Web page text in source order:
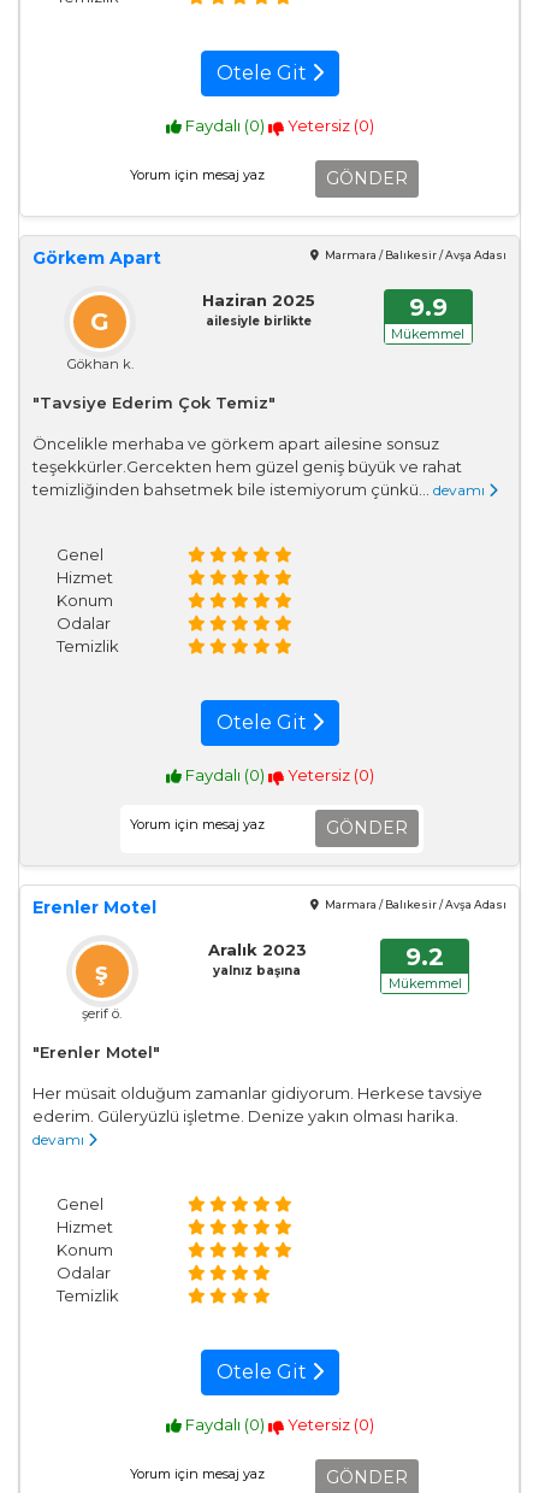
Otele Git
Faydalı (0) Yetersiz (0)
GÖNDER
Görkem Apart Marmara / Balıkesir / Avşa Adası
G
Gökhan k.
Haziran 2025
ailesiyle birlikte 9.9
Mükemmel
"Tavsiye Ederim Çok Temiz"
Öncelikle merhaba ve görkem apart ailesine sonsuz
teşekkürler.Gercekten hem güzel geniş büyük ve rahat
temizliğinden bahsetmek bile istemiyorum çünkü... devamı
Genel
Hizmet
Konum
Odalar
Temizlik
Otele Git
Faydalı (0) Yetersiz (0)
GÖNDER
Erenler Motel Marmara / Balıkesir / Avşa Adası
ş
şerif ö.
Aralık 2023
yalnız başına 9.2
Mükemmel
"Erenler Motel"
Her müsait olduğum zamanlar gidiyorum. Herkese tavsiye
ederim. Güleryüzlü işletme. Denize yakın olması harika.
devamı
Genel
Hizmet
Konum
Odalar
Temizlik
Otele Git
Faydalı (0) Yetersiz (0)
GÖNDER